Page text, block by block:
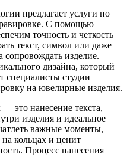
предлагает услуги по
С помощью
точность и четкость
текст, символ или даже
сопровождать изделие.
дизайна, который
специалисты студии
на ювелирные изделия.
— это нанесение текста,
изделия и идеальное
важные моменты,
кольцах и ценит
Процесс нанесения